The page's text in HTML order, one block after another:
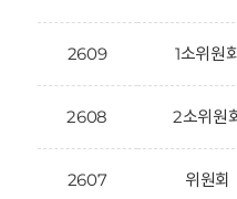
2609 1소위원회
2608 2소위원
2607 위원회